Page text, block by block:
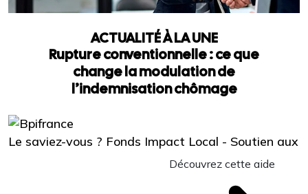
ACTUALITÉ À LA UNE
Rupture conventionnelle : ce que
change la modulation de
l’indemnisation chômage
Le saviez-vous ? Fonds Impact Local - Soutien aux
Découvrez cette aide